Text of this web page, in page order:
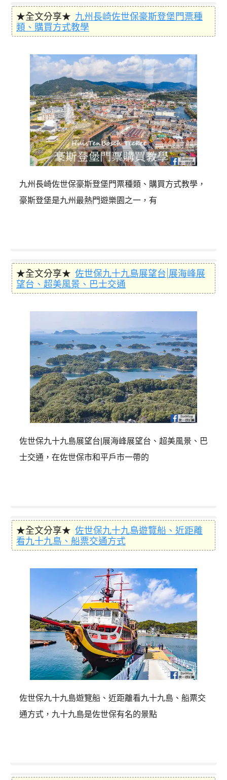
★全文分享★ 九州長崎佐世保豪斯登堡門票種
類、購買方式教學
九州長崎佐世保豪斯登堡門票種類、購買方式教學，
豪斯登堡是九州最熱門遊樂園之一，有
★全文分享★ 佐世保九十九島展望台|展海峰展
望台、超美風景、巴士交通
佐世保九十九島展望台|展海峰展望台、超美風景、巴
士交通，在佐世保市和平戶市一帶的
★全文分享★ 佐世保九十九島遊覽船、近距離
看九十九島、船票交通方式
佐世保九十九島遊覽船、近距離看九十九島、船票交
通方式，九十九島是佐世保有名的景點